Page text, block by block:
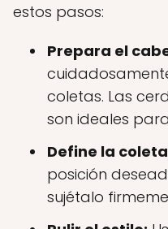
estos pasos:
Prepara el
coletas. Las
son ideales
Define la
posición
sujétalo